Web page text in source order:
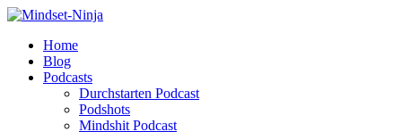
Home
Blog
Podcasts
Durchstarten Podcast
Podshots
Mindshit Podcast